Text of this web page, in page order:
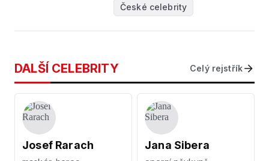
České celebrity
DALŠÍ CELEBRITY Celý rejstřík
Josef Rarach Jana Sibera